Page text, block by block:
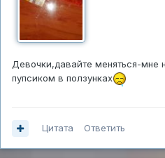
Девочки,давайте меняться-мне
пупсиком в ползунках
Цитата Ответить